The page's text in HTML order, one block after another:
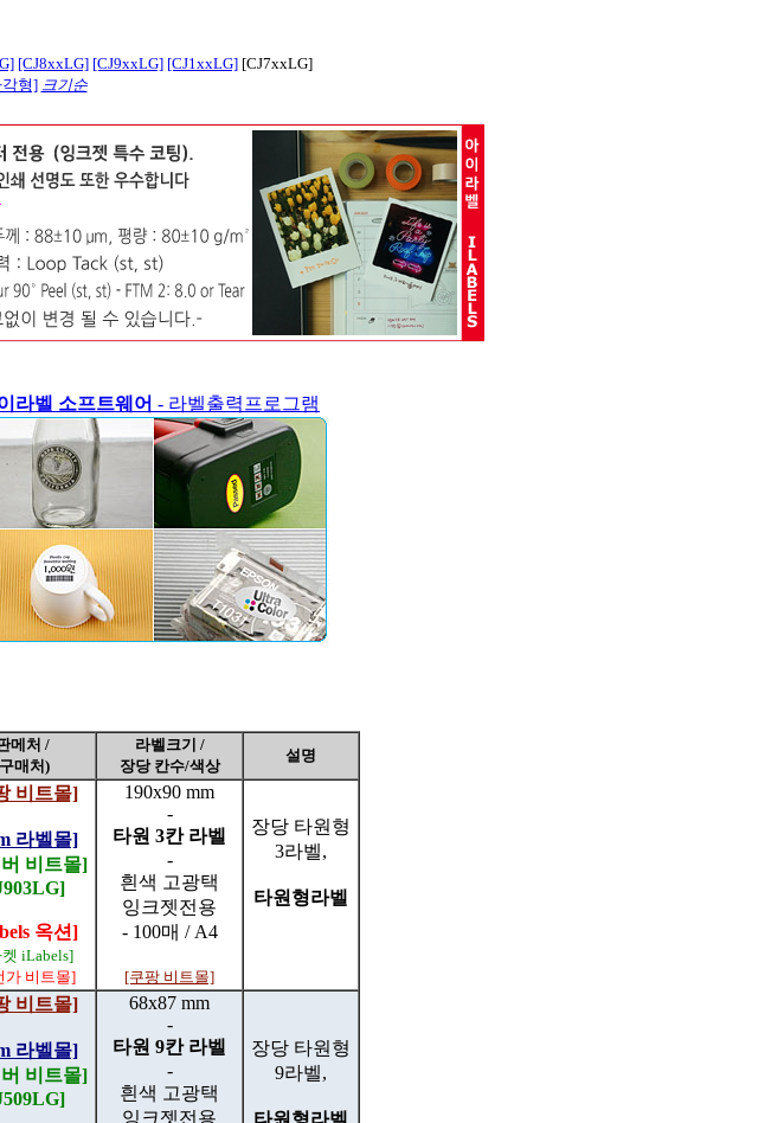
[CJ8xxLG] [CJ9xxLG] [CJ1xxLG] [CJ7xxLG]
형] 크기순
라벨 소프트웨어 - 라벨출력프로그램
메처 /
매처)
라벨크기 /
장당 칸수/색상
설명
비트몰]
라벨몰]
비트몰]
옥션]
iLabels]
가 비트몰]
190x90 mm
-
타원 3칸 라벨
-
흰색 고광택
잉크젯전용
- 100매 / A4
[쿠팡 비트몰]
장당 타원형
3라벨,
타원형라벨
비트몰]
라벨몰]
비트몰]
68x87 mm
-
타원 9칸 라벨
-
흰색 고광택
잉크젯전용
장당 타원형
9라벨,
타원형라벨